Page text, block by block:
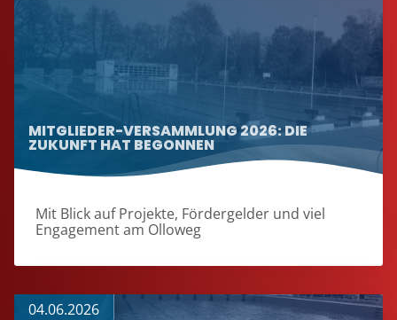
MITGLIEDER-VERSAMMLUNG 2026: DIE
ZUKUNFT HAT BEGONNEN
Mit Blick auf Projekte, Fördergelder und viel
Engagement am Olloweg
04.06.2026